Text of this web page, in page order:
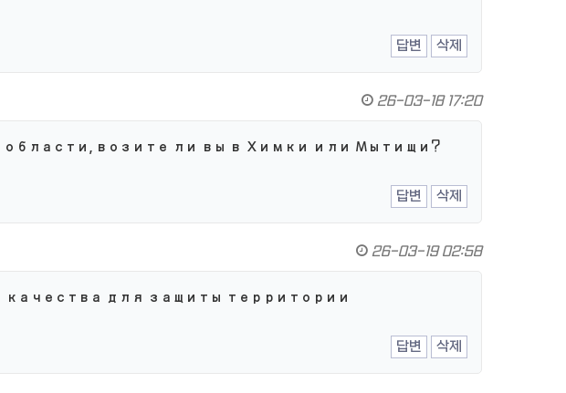
답변
삭제
26-03-18 17:20
возите ли вы в Химки или Мытищи?
답변
삭제
26-03-19 02:58
для защиты территории
답변
삭제